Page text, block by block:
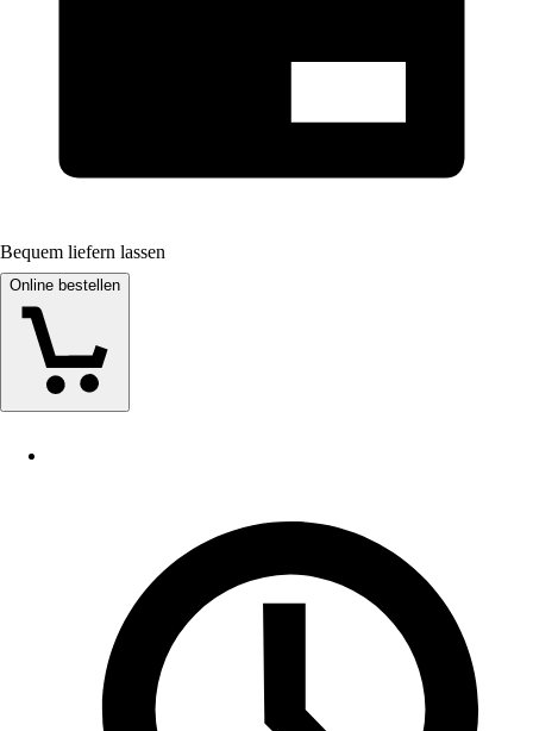
Bequem liefern lassen
Online bestellen